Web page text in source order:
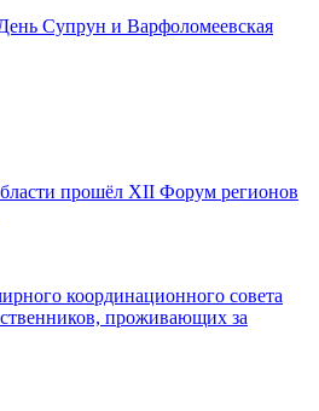
Супрун и Варфоломеевская
прошёл XII Форум регионов
координационного совета
проживающих за